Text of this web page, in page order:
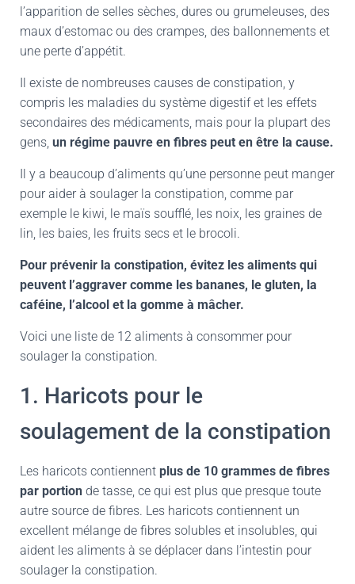
l’apparition de selles sèches, dures ou grumeleuses, des
maux d’estomac ou des crampes, des ballonnements et
une perte d’appétit.
Il existe de nombreuses causes de constipation, y
compris les maladies du système digestif et les effets
secondaires des médicaments, mais pour la plupart des
gens, un régime pauvre en fibres peut en être la cause.
Il y a beaucoup d’aliments qu’une personne peut manger
pour aider à soulager la constipation, comme par
exemple le kiwi, le maïs soufflé, les noix, les graines de
lin, les baies, les fruits secs et le brocoli.
Pour prévenir la constipation, évitez les aliments qui
peuvent l’aggraver comme les bananes, le gluten, la
caféine, l’alcool et la gomme à mâcher.
Voici une liste de 12 aliments à consommer pour
soulager la constipation.
1. Haricots pour le
soulagement de la constipation
Les haricots contiennent plus de 10 grammes de fibres
par portion de tasse, ce qui est plus que presque toute
autre source de fibres. Les haricots contiennent un
excellent mélange de fibres solubles et insolubles, qui
aident les aliments à se déplacer dans l’intestin pour
soulager la constipation.